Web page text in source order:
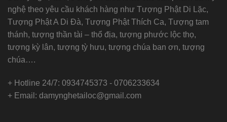
nghệ theo yêu cầu khách hàng như Tượng Phật Di Lặc,
Tượng Phật A Di Đà, Tượng Phật Thích Ca, Tượng tam
thánh, tượng thần tài – thổ địa, tượng phước lộc thọ,
tượng kỳ lân, tượng tỳ hưu, tượng chúa ban ơn, tượng
chúa….
+ Hotline 24/7: 0934745373 - 0706233634
+ Email: damynghetailoc@gmail.com